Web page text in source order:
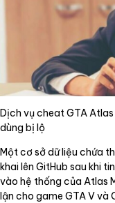
Dịch vụ cheat GTA
dùng bị lộ
Một cơ sở dữ liệu chứa
khai lên GitHub sau khi
vào hệ thống của Atlas
lận cho game GTA V và